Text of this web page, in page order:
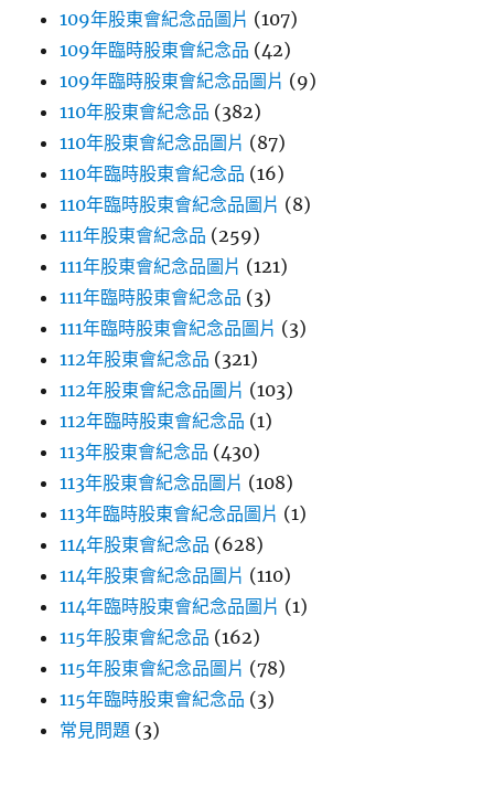
109年股東會紀念品圖片 (107)
109年臨時股東會紀念品 (42)
109年臨時股東會紀念品圖片 (9)
110年股東會紀念品 (382)
110年股東會紀念品圖片 (87)
110年臨時股東會紀念品 (16)
110年臨時股東會紀念品圖片 (8)
111年股東會紀念品 (259)
111年股東會紀念品圖片 (121)
111年臨時股東會紀念品 (3)
111年臨時股東會紀念品圖片 (3)
112年股東會紀念品 (321)
112年股東會紀念品圖片 (103)
112年臨時股東會紀念品 (1)
113年股東會紀念品 (430)
113年股東會紀念品圖片 (108)
113年臨時股東會紀念品圖片 (1)
114年股東會紀念品 (628)
114年股東會紀念品圖片 (110)
114年臨時股東會紀念品圖片 (1)
115年股東會紀念品 (162)
115年股東會紀念品圖片 (78)
115年臨時股東會紀念品 (3)
常見問題 (3)